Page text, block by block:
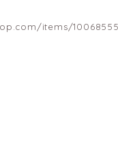
items/